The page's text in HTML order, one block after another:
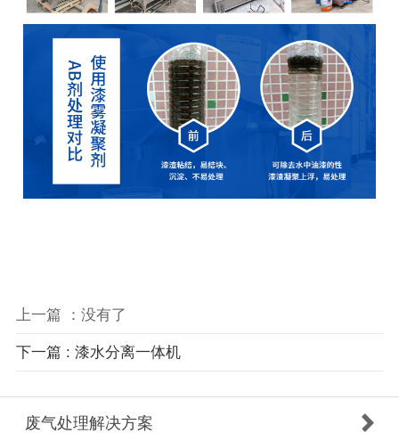
上一篇 ：没有了
下一篇 : 漆水分离一体机
废气处理解决方案